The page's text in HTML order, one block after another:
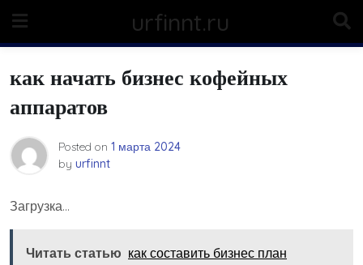
content
urfinnt.ru
как начать бизнес кофейных
аппаратов
Posted on 1 марта 2024
by urfinnt
Загрузка…
Читать статью как составить бизнес план